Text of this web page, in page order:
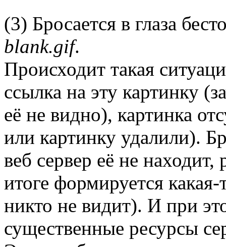
(3) Бросается в глаза
blank.gif.
Происходит такая
ссылка на эту картинку
её не видно), картинка
или картинку удалили).
веб сервер её не
итоге формируется какая-
никто не видит). И при
существенные ресурсы